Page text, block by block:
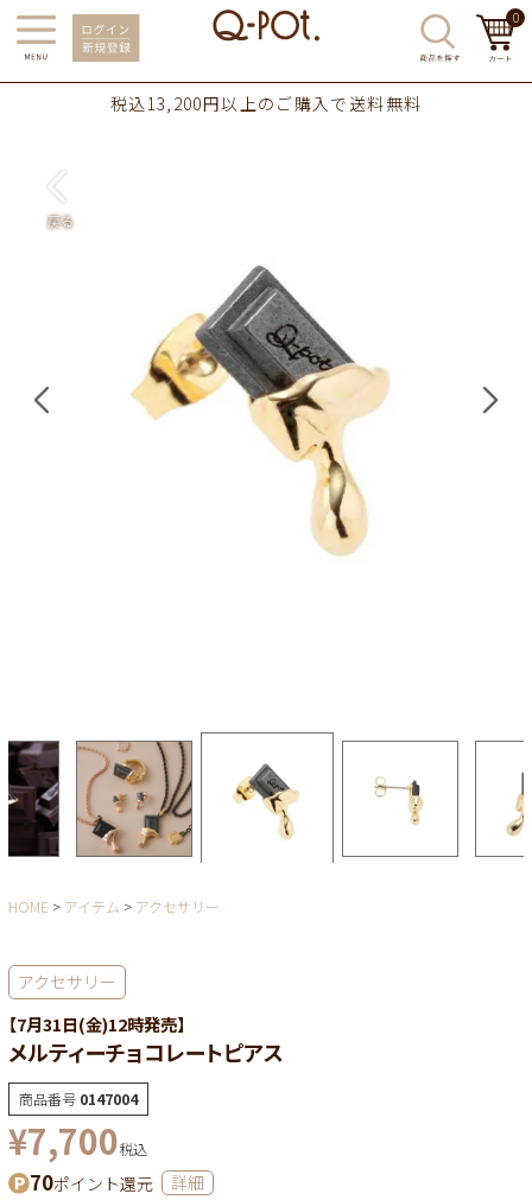
0
税込13,200円以上のご購入で送料無料
HOME アイテム アクセサリー
アクセサリー
【7月31日(金)12時発売】
メルティーチョコレートピアス
商品番号 0147004
¥7,700税込
70ポイント還元 詳細